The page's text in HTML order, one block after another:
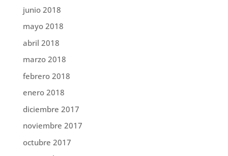
junio 2018
mayo 2018
abril 2018
marzo 2018
febrero 2018
enero 2018
diciembre 2017
noviembre 2017
octubre 2017